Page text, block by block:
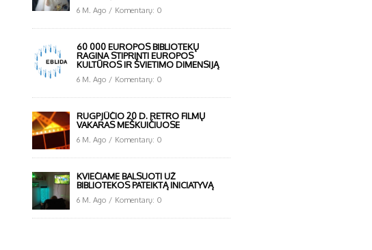
6 M. Ago / Komentarų: 0
60 000 EUROPOS BIBLIOTEKŲ
RAGINA STIPRINTI EUROPOS
KULTŪROS IR ŠVIETIMO DIMENSIJĄ
6 M. Ago / Komentarų: 0
RUGPJŪČIO 20 D. RETRO FILMŲ
VAKARAS MEŠKUIČIUOSE
6 M. Ago / Komentarų: 0
KVIEČIAME BALSUOTI UŽ
BIBLIOTEKOS PATEIKTĄ INICIATYVĄ
6 M. Ago / Komentarų: 0